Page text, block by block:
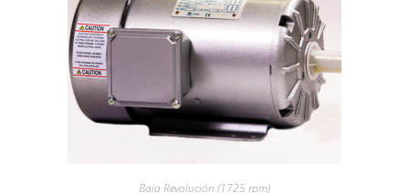
Baja Revolución (1725 rpm)